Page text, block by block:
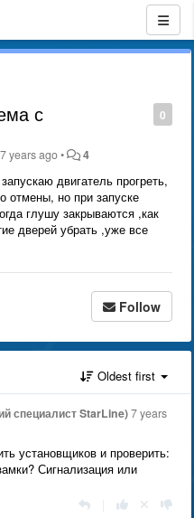
0
с
7 years ago• 4
двигатель прогреть,
отмены, но при запуске
глушу закрываются ,как
дверей убрать ,уже все
Follow
Oldest first
специалист StarLine)7 years
установщиков и проверить:
Сигнализация или